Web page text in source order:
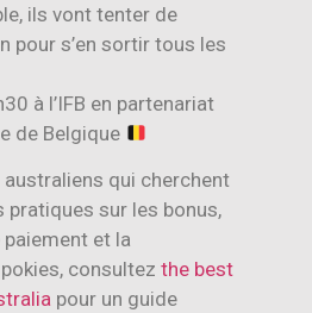
ils vont tenter de
pour s’en sortir tous les
à l’IFB en partenariat
de Belgique
qui cherchent
sur les bonus,
et la
consultez the best
pour un guide